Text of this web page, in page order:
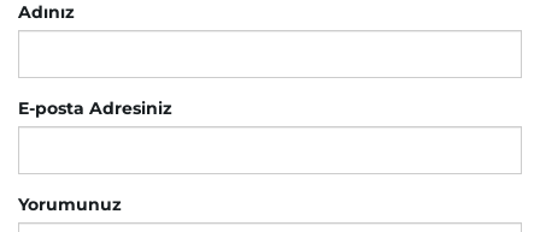
Adınız
E-posta Adresiniz
Yorumunuz